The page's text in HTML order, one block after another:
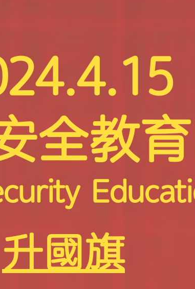
全教
升國旗